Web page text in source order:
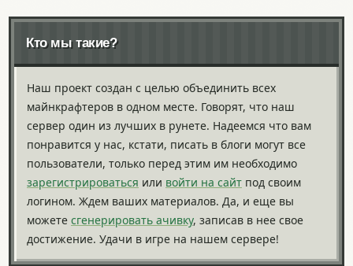
Кто мы такие?
Наш проект создан с целью объединить всех
майнкрафтеров в одном месте. Говорят, что наш
сервер один из лучших в рунете. Надеемся что вам
понравится у нас, кстати, писать в блоги могут все
пользователи, только перед этим им необходимо
зарегистрироваться или войти на сайт под своим
логином. Ждем ваших материалов. Да, и еще вы
можете сгенерировать ачивку, записав в нее свое
достижение. Удачи в игре на нашем сервере!